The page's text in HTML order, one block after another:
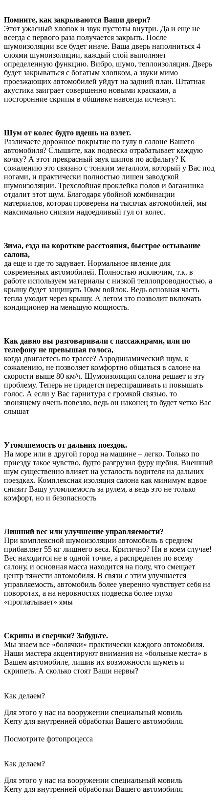
Помните, как закрываются Ваши двери?
Этот ужасный хлопок и звук пустоты внутри. Да и еще не
всегда с первого раза получается закрыть. После
шумоизоляции все будет иначе. Ваша дверь наполниться 4
слоями шумоизоляции, каждый слой выполняет
определенную функцию. Вибро, шумо, теплоизоляция. Дверь
будет закрываться с богатым хлопком, а звуки мимо
проезжающих автомобилей уйдут на задний план. Штатная
акустика заиграет совершенно новыми красками, а
посторонние скрипы в обшивке навсегда исчезнут.
Шум от колес будто идешь на взлет.
Различаете дорожное покрытие по гулу в салоне Вашего
автомобиля? Слышите, как подвеска отрабатывает каждую
кочку? А этот прекрасный звук шипов по асфальту? К
сожалению это связано с тонким металлом, который у Вас под
ногами, и практически полностью лишен заводской
шумоизоляции. Трехслойная проклейка полов и багажника
отдалит этот шум. Благодаря убойной комбинации
материалов, которая проверена на тысячах автомобилей, мы
максимально снизим надоедливый гул от колес.
Зима, езда на короткие расстояния, быстрое остывание
салона,
да еще и где то задувает. Нормальное явление для
современных автомобилей. Полностью исключим, т.к. в
работе используем материалы с низкой теплопроводностью, а
крышу будет защищать 10мм войлок. Ведь основная часть
тепла уходит через крышу. А летом это позволит включать
кондиционер на меньшую мощность.
Как давно вы разговаривали с пассажирами, или по
телефону не превышая голоса,
когда двигаетесь по трассе? Аэродинамический шум, к
сожалению, не позволяет комфортно общаться в салоне на
скорости выше 80 км/ч. Шумоизоляция салона решает и эту
проблему. Теперь не придется переспрашивать и повышать
голос. А если у Вас гарнитура с громкой связью, то
звонящему очень повезло, ведь он наконец то будет четко Вас
слышат
Утомляемость от дальних поездок.
На море или в другой город на машине – легко. Только по
приезду такое чувство, будто разгрузил фуру щебня. Внешний
шум существенно влияет на усталость водителя на дальних
поездках. Комплексная изоляция салона как минимум вдвое
снизит Вашу утомляемость за рулем, а ведь это не только
комфорт, но и безопасность
Лишний вес или улучшение управляемости?
При комплексной шумоизоляции автомобиль в среднем
прибавляет 55 кг лишнего веса. Критично? Ни в коем случае!
Вес находится не в одной точке, а распределен по всему
салону, и основная масса находится на полу, что смещает
центр тяжести автомобиля. В связи с этим улучшается
управляемость, автомобиль более уверенно чувствует себя на
поворотах, а на неровностях подвеска более глухо
«проглатывает» ямы
Скрипы и сверчки? Забудьте.
Мы знаем все «болячки» практически каждого автомобиля.
Наши мастера акцентируют внимания на «больные места» в
Вашем автомобиле, лишив их возможности шуметь и
скрипеть. А сколько стоят Ваши нервы?
Как делаем?
Для этого у нас на вооружении специальный мовиль
Kerry для внутренней обработки Вашего автомобиля.
Посмотрите фотопроцесса
Как делаем?
Для этого у нас на вооружении специальный мовиль
Kerry для внутренней обработки Вашего автомобиля.